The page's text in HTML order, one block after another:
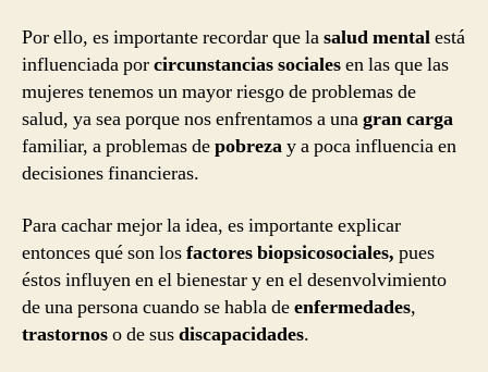
Por ello, es importante recordar que lasalud mentalestá
influenciada porcircunstancias socialesen las que las
mujeres tenemos un mayor riesgo de problemas de
salud, ya sea porque nos enfrentamos a unagran carga
familiar, a problemas depobrezay a poca influencia en
decisiones financieras.
Para cachar mejor la idea, es importante explicar
entonces qué son losfactores biopsicosociales, pues
éstos influyen en el bienestar y en el desenvolvimiento
de una persona cuando se habla deenfermedades,
trastornoso de susdiscapacidades.